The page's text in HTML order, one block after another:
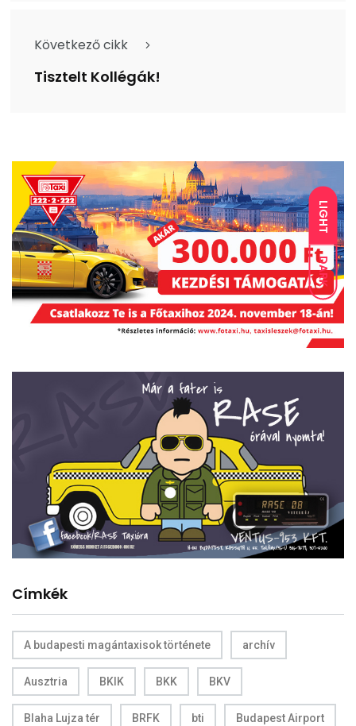
LIGHT
DARK
Következő cikk
Tisztelt Kollégák!
Címkék
A budapesti magántaxisok története archív
Ausztria BKIK BKK BKV
Blaha Lujza tér BRFK bti Budapest Airport